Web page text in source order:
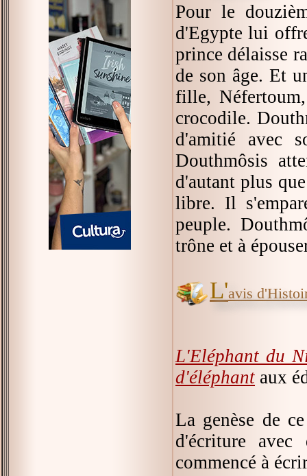
Pour le
d'Egypte lui
prince délaisse
de son âge. Et
fille,
crocodile.
d'amitié avec
Douthmôsis
d'autant plus
libre. Il
peuple.
trône et à
L'avis
L'Eléphant du
d'éléphant aux
La genèse de
d'écriture
commencé à